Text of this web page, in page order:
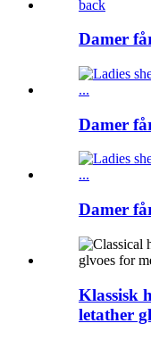
Damer
Damer
Damer
Klassisk
letather